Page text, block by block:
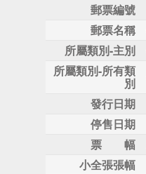
郵票編號
郵票名稱
所屬類別-主別
所屬類別-所有類
別
發行日期
停售日期
票 幅
小全張張幅